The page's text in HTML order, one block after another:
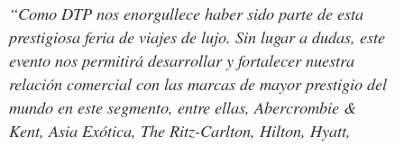
“Como DTP nos enorgullece haber sido parte de esta
prestigiosa feria de viajes de lujo. Sin lugar a dudas, este
evento nos permitirá desarrollar y fortalecer nuestra
relación comercial con las marcas de mayor prestigio del
mundo en este segmento, entre ellas, Abercrombie &
Kent, Asia Exótica, The Ritz-Carlton, Hilton, Hyatt,